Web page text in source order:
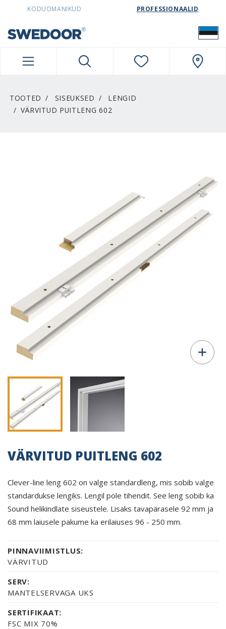
SWEDOORESTONIA NAVIGATION
KODUOMANIKUD PROFESSIONAALID
TOOTED SISEUKSED
LENGID
VÄRVITUD PUITLENG 602
VÄRVITUD PUITLENG 602
Clever-line leng 602 on valge standardleng, mis sobib valge
standardukse lengiks. Lengil pole tihendit. See leng sobib ka
Sound helikindlate siseustele. Lisaks tavapärasele 92 mm ja
68 mm laiusele pakume ka erilaiuses 96 - 250 mm.
PINNAVIIMISTLUS:
VÄRVITUD
SERV:
MANTELSERVAGA UKS
SERTIFIKAAT:
FSC MIX 70%